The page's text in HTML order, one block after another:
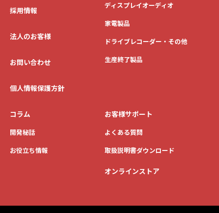
採用情報
法人のお客様
お問い合わせ
個人情報保護方針
ディスプレイオーディオ
家電製品
ドライブレコーダー・その他
生産終了製品
コラム
開発秘話
お役立ち情報
お客様サポート
よくある質問
取扱説明書ダウンロード
オンラインストア